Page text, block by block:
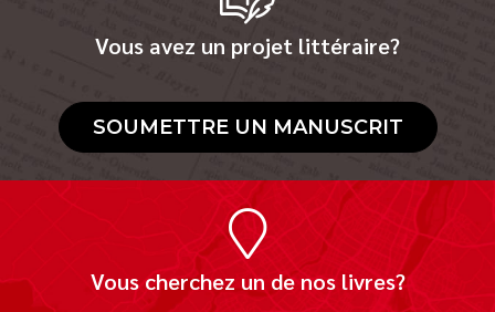
Vous avez un projet littéraire?
SOUMETTRE UN MANUSCRIT
Vous cherchez un de nos livres?